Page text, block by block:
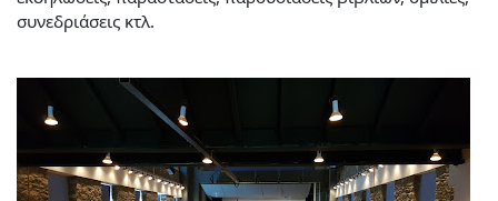
συνεδριάσεις κτλ.